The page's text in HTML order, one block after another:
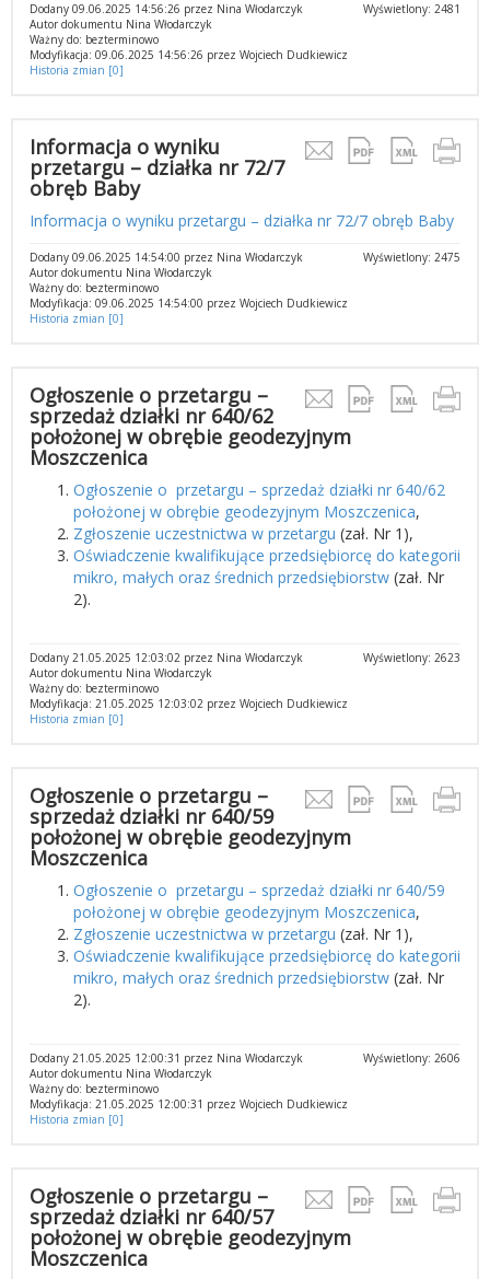
Wyświetlony: 2481
Dodany 09.06.2025 14:56:26 przez Nina Włodarczyk
Autor dokumentu Nina Włodarczyk
Ważny do: bezterminowo
Modyfikacja: 09.06.2025 14:56:26 przez Wojciech Dudkiewicz
Historia zmian [0]
Informacja o wyniku
przetargu – działka nr 72/7
obręb Baby
Informacja o wyniku przetargu – działka nr 72/7 obręb Baby
Wyświetlony: 2475
Dodany 09.06.2025 14:54:00 przez Nina Włodarczyk
Autor dokumentu Nina Włodarczyk
Ważny do: bezterminowo
Modyfikacja: 09.06.2025 14:54:00 przez Wojciech Dudkiewicz
Historia zmian [0]
Ogłoszenie o przetargu –
sprzedaż działki nr 640/62
położonej w obrębie geodezyjnym
Moszczenica
Ogłoszenie o przetargu – sprzedaż działki nr 640/62
położonej w obrębie geodezyjnym Moszczenica,
Zgłoszenie uczestnictwa w przetargu (zał. Nr 1),
Oświadczenie kwalifikujące przedsiębiorcę do kategorii
mikro, małych oraz średnich przedsiębiorstw (zał. Nr
2).
Wyświetlony: 2623
Dodany 21.05.2025 12:03:02 przez Nina Włodarczyk
Autor dokumentu Nina Włodarczyk
Ważny do: bezterminowo
Modyfikacja: 21.05.2025 12:03:02 przez Wojciech Dudkiewicz
Historia zmian [0]
Ogłoszenie o przetargu –
sprzedaż działki nr 640/59
położonej w obrębie geodezyjnym
Moszczenica
Ogłoszenie o przetargu – sprzedaż działki nr 640/59
położonej w obrębie geodezyjnym Moszczenica,
Zgłoszenie uczestnictwa w przetargu (zał. Nr 1),
Oświadczenie kwalifikujące przedsiębiorcę do kategorii
mikro, małych oraz średnich przedsiębiorstw (zał. Nr
2).
Wyświetlony: 2606
Dodany 21.05.2025 12:00:31 przez Nina Włodarczyk
Autor dokumentu Nina Włodarczyk
Ważny do: bezterminowo
Modyfikacja: 21.05.2025 12:00:31 przez Wojciech Dudkiewicz
Historia zmian [0]
Ogłoszenie o przetargu –
sprzedaż działki nr 640/57
położonej w obrębie geodezyjnym
Moszczenica